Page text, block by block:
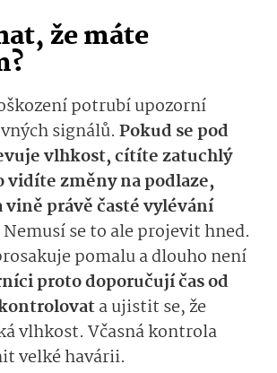
že máte
potrubí upozorní
signálů. Pokud se pod
vlhkost, cítíte zatuchlý
vidíte změny na podlaze,
vině právě časté vylévání
Nemusí se to ale projevit hned.
pomalu a dlouho není
proto doporučují čas od
a ujistit se, že
vlhkost. Včasná kontrola
velké havárii.